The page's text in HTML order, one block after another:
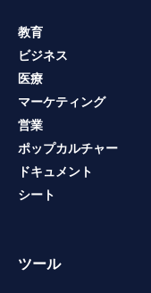
教育
ビジネス
医療
マーケティング
営業
ポップカルチャー
ドキュメント
シート
ツール